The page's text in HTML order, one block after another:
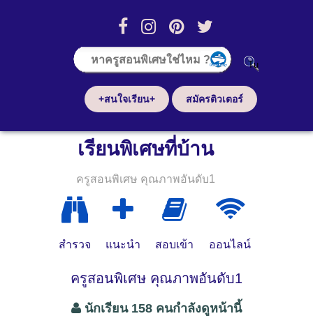
+สนใจเรียน+ สมัครติวเตอร์
เรียนพิเศษที่บ้าน
ครูสอนพิเศษ คุณภาพอันดับ1
สำรวจ แนะนำ สอบเข้า ออนไลน์
ครูสอนพิเศษ คุณภาพอันดับ1
นักเรียน 158 คนกำลังดูหน้านี้